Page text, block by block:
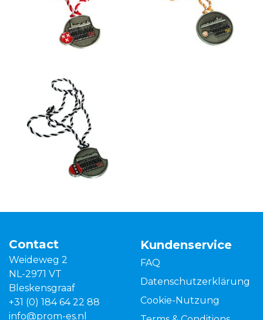
Contact
Weideweg 2
NL-2971 VT
Bleskensgraaf
+31 (0) 184 64 22 88
info@prom-es.nl
Kundenservice
FAQ
Datenschutzerklärung
Cookie-Nutzung